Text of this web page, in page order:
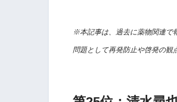
※本記事は、過去に薬物関連で
問題として再発防止や啓発の観